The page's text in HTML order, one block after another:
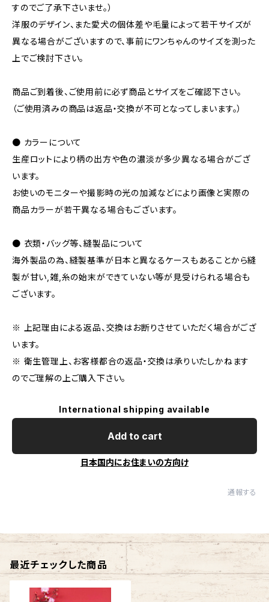
すのでご了承下さいませ。）
洋服のデザイン、また愛犬の個体差や毛量によって若干サイズが
異なる場合がございますので、事前にワンちゃんのサイズを測った
上でご検討下さい。
商品ご到着後、ご使用前に必ず商品とサイズをご確認下さい。
（ご使用済みの商品は返品・交換が不可となってしまいます。）
● カラーについて
生産ロットにより柄の出方や色の濃淡が多少異なる場合がござ
います。
お使いのモニターや撮影時の光の加減などにより画像と実際の
商品カラーが若干異なる場合もございます。
● 衣類・バッグ等、縫製品について
海外製品の為、縫製基準が日本と異なるケースもあることから縫
製が甘い,雑,糸の始末ができていない等が見受けられる場合も
ございます。
※ 上記理由による返品、交換はお断りさせていただく場合がござ
います。
※ 衛生管理上、お客様都合の返品・交換は承りいたしかねます
のでご理解の上ご購入下さい。
International shipping available
Add to cart
日本国内にお住まいの方向け
通報する
最近チェックした商品